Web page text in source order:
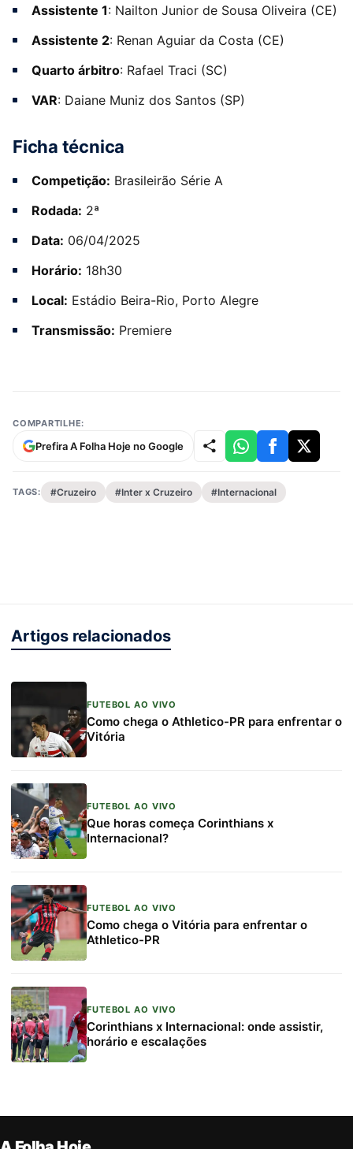
Assistente 1: Nailton Junior de Sousa Oliveira (CE)
Assistente 2: Renan Aguiar da Costa (CE)
Quarto árbitro: Rafael Traci (SC)
VAR: Daiane Muniz dos Santos (SP)
Ficha técnica
Competição: Brasileirão Série A
Rodada: 2ª
Data: 06/04/2025
Horário: 18h30
Local: Estádio Beira-Rio, Porto Alegre
Transmissão: Premiere
COMPARTILHE:
Prefira A Folha Hoje no Google
TAGS: #Cruzeiro #Inter x Cruzeiro #Internacional
Artigos relacionados
FUTEBOL AO VIVO
Como chega o Athletico-PR para enfrentar o
Vitória
FUTEBOL AO VIVO
Que horas começa Corinthians x
Internacional?
FUTEBOL AO VIVO
Como chega o Vitória para enfrentar o
Athletico-PR
FUTEBOL AO VIVO
Corinthians x Internacional: onde assistir,
horário e escalações